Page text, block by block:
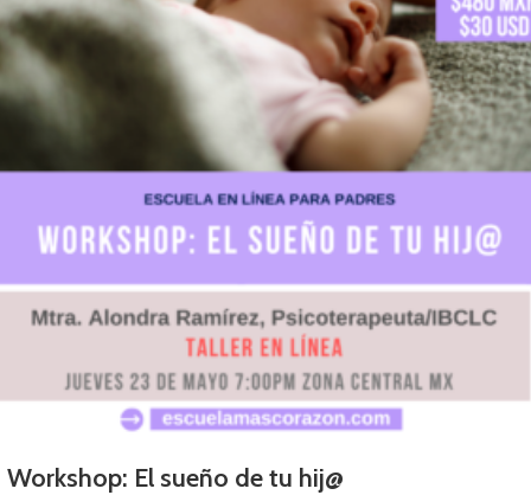
Workshop: El sueño de tu hij@